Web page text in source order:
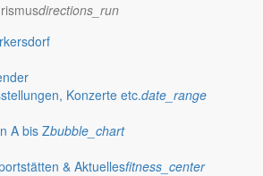
directions_run
Konzerte etc.date_range
A bis Zbubble_chart
& Aktuellesfitness_center
mehrview_comfy
restore
photo_camera